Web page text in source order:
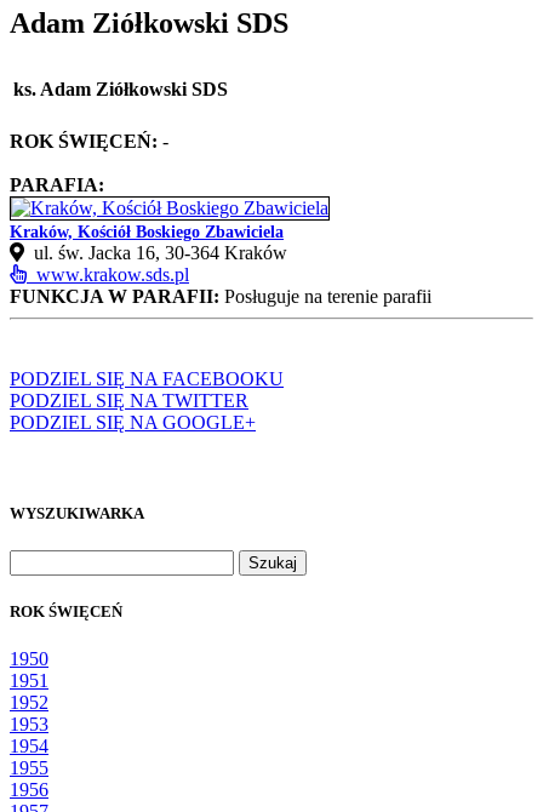
Adam Ziółkowski SDS
ks. Adam Ziółkowski SDS
ROK ŚWIĘCEŃ: -
PARAFIA:
Kraków, Kościół Boskiego Zbawiciela
ul. św. Jacka 16, 30-364 Kraków
www.krakow.sds.pl
FUNKCJA W PARAFII: Posługuje na terenie parafii
PODZIEL SIĘ NA FACEBOOKU
PODZIEL SIĘ NA TWITTER
PODZIEL SIĘ NA GOOGLE+
WYSZUKIWARKA
ROK ŚWIĘCEŃ
1950
1951
1952
1953
1954
1955
1956